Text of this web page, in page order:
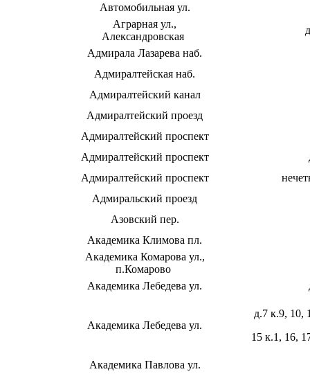
Автомобильная ул.
Аграрная ул.,
Александровская
Адмирала Лазарева наб.
Адмиралтейская наб.
Адмиралтейский канал
Адмиралтейский проезд
Адмиралтейский проспект
Адмиралтейский проспект
Адмиралтейский проспект
Адмиральский проезд
Азовский пер.
Академика Климова пл.
Академика Комарова ул.,
п.Комарово
Академика Лебедева ул.
Академика Лебедева ул.
д.7 к.9, 10,
15 к.1, 16,
Академика Павлова ул.